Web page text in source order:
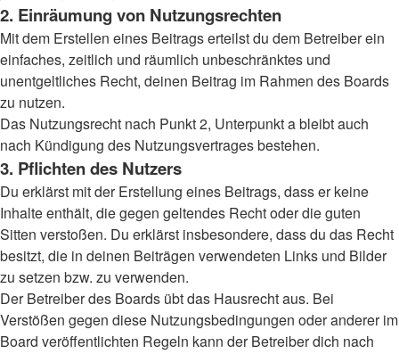
2. Einräumung von Nutzungsrechten
Mit dem Erstellen eines Beitrags erteilst du dem Betreiber ein
einfaches, zeitlich und räumlich unbeschränktes und
unentgeltliches Recht, deinen Beitrag im Rahmen des Boards
zu nutzen.
Das Nutzungsrecht nach Punkt 2, Unterpunkt a bleibt auch
nach Kündigung des Nutzungsvertrages bestehen.
3. Pflichten des Nutzers
Du erklärst mit der Erstellung eines Beitrags, dass er keine
Inhalte enthält, die gegen geltendes Recht oder die guten
Sitten verstoßen. Du erklärst insbesondere, dass du das Recht
besitzt, die in deinen Beiträgen verwendeten Links und Bilder
zu setzen bzw. zu verwenden.
Der Betreiber des Boards übt das Hausrecht aus. Bei
Verstößen gegen diese Nutzungsbedingungen oder anderer im
Board veröffentlichten Regeln kann der Betreiber dich nach